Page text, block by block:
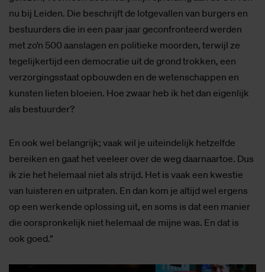
nu bij Leiden. Die beschrijft de lotgevallen van burgers en
bestuurders die in een paar jaar geconfronteerd werden
met zo’n 500 aanslagen en politieke moorden, terwijl ze
tegelijkertijd een democratie uit de grond trokken, een
verzorgingsstaat opbouwden en de wetenschappen en
kunsten lieten bloeien. Hoe zwaar heb ik het dan eigenlijk
als bestuurder?
En ook wel belangrijk; vaak wil je uiteindelijk hetzelfde
bereiken en gaat het veeleer over de weg daarnaartoe. Dus
ik zie het helemaal niet als strijd. Het is vaak een kwestie
van luisteren en uitpraten. En dan kom je altijd wel ergens
op een werkende oplossing uit, en soms is dat een manier
die oorspronkelijk niet helemaal de mijne was. En dat is
ook goed.”